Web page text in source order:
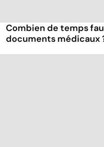
Combien de temps
documents médicaux